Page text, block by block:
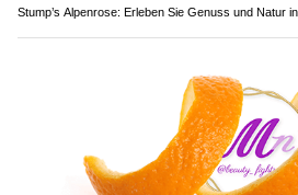
Stump’s Alpenrose: Erleben Sie Genuss und Natur